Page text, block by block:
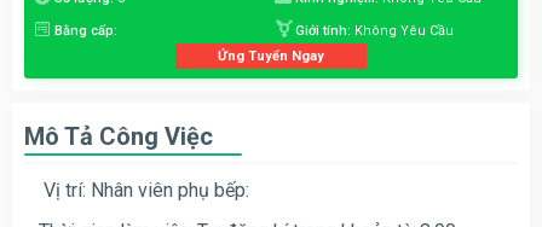
Bằng cấp: Giới tính: Không Yêu Cầu
Ứng Tuyển Ngay
Mô Tả Công Việc
Vị trí: Nhân viên phụ bếp: